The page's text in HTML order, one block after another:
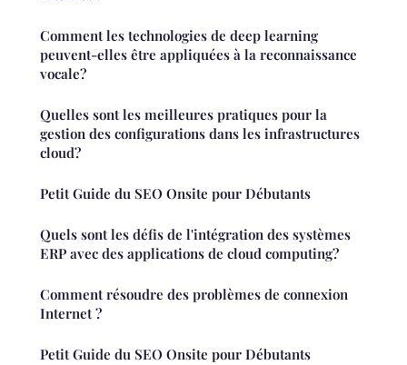
Comment les technologies de deep learning
peuvent-elles être appliquées à la reconnaissance
vocale?
Quelles sont les meilleures pratiques pour la
gestion des configurations dans les infrastructures
cloud?
Petit Guide du SEO Onsite pour Débutants
Quels sont les défis de l'intégration des systèmes
ERP avec des applications de cloud computing?
Comment résoudre des problèmes de connexion
Internet ?
Petit Guide du SEO Onsite pour Débutants